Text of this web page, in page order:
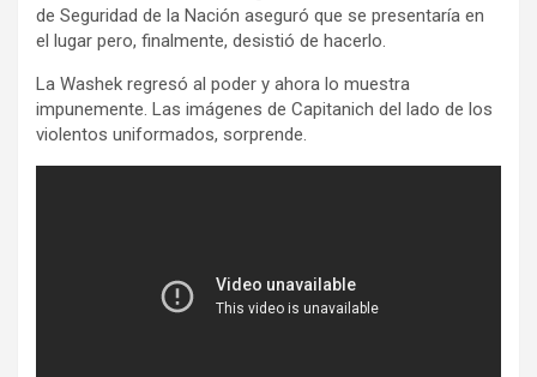
de Seguridad de la Nación aseguró que se presentaría en
el lugar pero, finalmente, desistió de hacerlo.
La Washek regresó al poder y ahora lo muestra
impunemente. Las imágenes de Capitanich del lado de los
violentos uniformados, sorprende.